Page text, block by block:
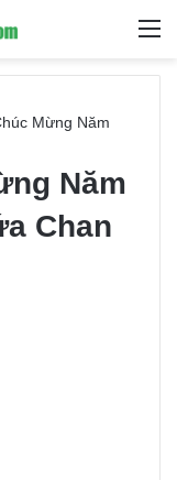
Tìm
Mừng Năm
Năm
Chan